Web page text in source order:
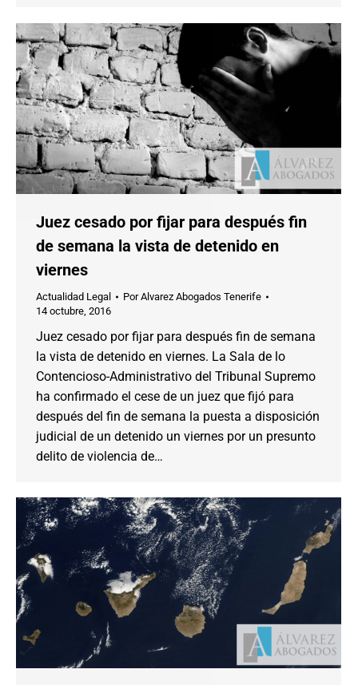
Juez cesado por fijar para después fin
de semana la vista de detenido en
viernes
Actualidad Legal PorAlvarez Abogados Tenerife
14 octubre, 2016
Juez cesado por fijar para después fin de semana
la vista de detenido en viernes. La Sala de lo
Contencioso-Administrativo del Tribunal Supremo
ha confirmado el cese de un juez que fijó para
después del fin de semana la puesta a disposición
judicial de un detenido un viernes por un presunto
delito de violencia de…